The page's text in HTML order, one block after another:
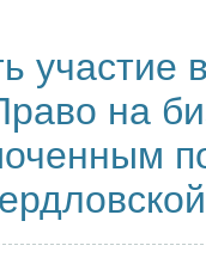
участие
на